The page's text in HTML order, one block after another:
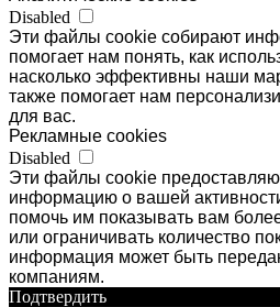
Disabled
Эти файлы cookie собирают
помогает нам понять, как
насколько эффективны наши
также помогает нам
для вас.
Рекламные cookies
Disabled
Эти файлы cookie
информацию о вашей
помочь им показывать вам
или ограничивать количество
информация может быть
компаниям.
Подтвердить